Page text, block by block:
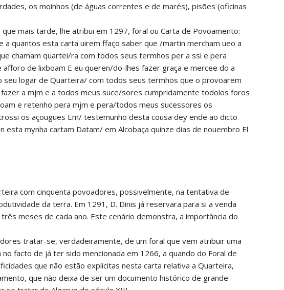
os moinhos (de águas correntes e de marés), pisões (oficinas
mais tarde, lhe atribui em 1297, foral ou Carta de Povoamento:
a quantos esta carta uirem ffaço saber que /martin mercham ueo a
chamam quartei/ra com todos seus termhos per a ssi e pera
de lixboam E eu queren/do-lhes fazer graça e mercee do a
logar de Quarteira/ com todos seus termhos que o provoarem
a mjm e a todos meus suce/sores cumpridamente todolos foros
e retenho pera mjm e pera/todos meus sucessores os
os açougues Em/ testemunho desta cousa dey ende ao dicto
mynha cartam Datam/ em Alcobaça quinze dias de nouembro El
com cinquenta povoadores, possivelmente, na tentativa de
da terra. Em 1291, D. Dinis já reservara para si a venda
meses de cada ano. Este cenário demonstra, a importância do
tratar-se, verdadeiramente, de um foral que vem atribuir uma
facto de já ter sido mencionada em 1266, a quando do Foral de
que não estão explicitas nesta carta relativa a Quarteira,
que não deixa de ser um documento histórico de grande